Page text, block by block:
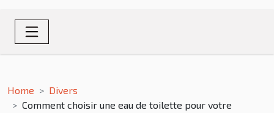
Home
Divers
Comment choisir une eau de toilette pour votre